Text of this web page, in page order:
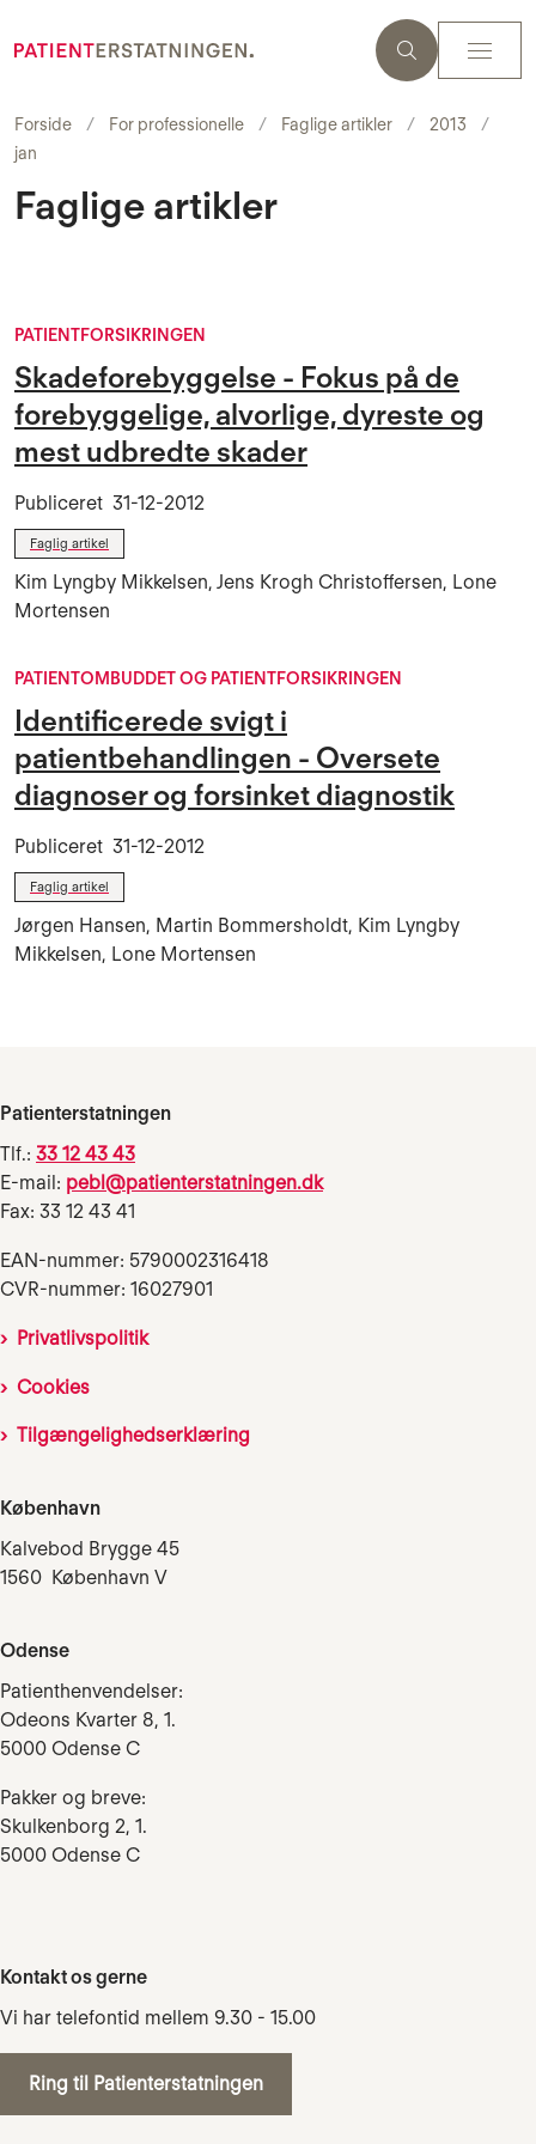
Forside For professionelle Faglige artikler
2013
jan
Faglige artikler
PATIENTFORSIKRINGEN
Skadeforebyggelse - Fokus på de
forebyggelige, alvorlige, dyreste og
mest udbredte skader
Publiceret 31-12-2012
Faglig artikel
Kim Lyngby Mikkelsen, Jens Krogh Christoffersen, Lone
Mortensen
PATIENTOMBUDDET OG PATIENTFORSIKRINGEN
Identificerede svigt i
patientbehandlingen - Oversete
diagnoser og forsinket diagnostik
Publiceret 31-12-2012
Faglig artikel
Jørgen Hansen, Martin Bommersholdt, Kim Lyngby
Mikkelsen, Lone Mortensen
Patienterstatningen
Tlf.: 33 12 43 43
E-mail: pebl@patienterstatningen.dk
Fax: 33 12 43 41
EAN-nummer: 5790002316418
CVR-nummer: 16027901
Privatlivspolitik
Cookies
Tilgængelighedserklæring
København
Kalvebod Brygge 45
1560 København V
Odense
Patienthenvendelser:
Odeons Kvarter 8, 1.
5000 Odense C
Pakker og breve:
Skulkenborg 2, 1.
5000 Odense C
Kontakt os gerne
Vi har telefontid mellem 9.30 - 15.00
Ring til Patienterstatningen